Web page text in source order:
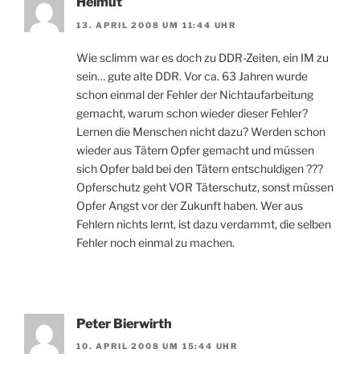
13. APRIL 2008 UM 11:44 UHR
Wie sclimm war es doch zu DDR-Zeiten, ein IM zu
sein… gute alte DDR. Vor ca. 63 Jahren wurde
schon einmal der Fehler der Nichtaufarbeitung
gemacht, warum schon wieder dieser Fehler?
Lernen die Menschen nicht dazu? Werden schon
wieder aus Tätern Opfer gemacht und müssen
sich Opfer bald bei den Tätern entschuldigen ???
Opferschutz geht VOR Täterschutz, sonst müssen
Opfer Angst vor der Zukunft haben. Wer aus
Fehlern nichts lernt, ist dazu verdammt, die selben
Fehler noch einmal zu machen.
Peter Bierwirth
10. APRIL 2008 UM 15:44 UHR